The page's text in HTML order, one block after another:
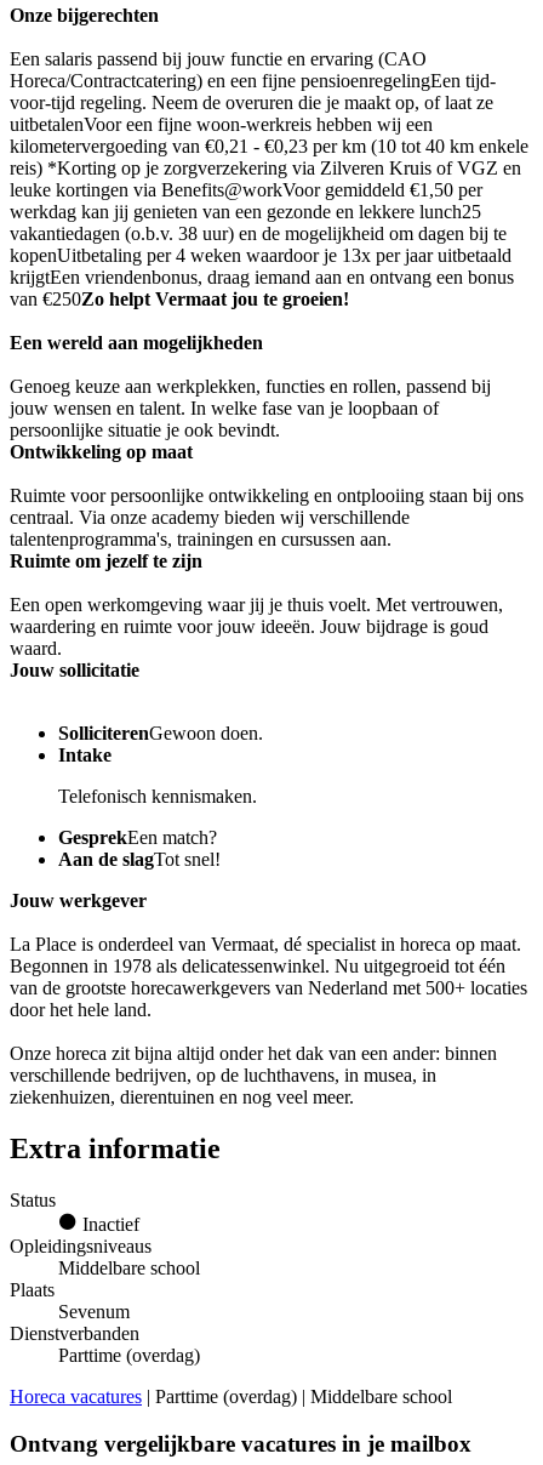
Onze bijgerechten
Een salaris passend bij jouw functie en ervaring (CAO
Horeca/Contractcatering) en een fijne pensioenregelingEen tijd-
voor-tijd regeling. Neem de overuren die je maakt op, of laat ze
uitbetalenVoor een fijne woon-werkreis hebben wij een
kilometervergoeding van €0,21 - €0,23 per km (10 tot 40 km enkele
reis) *Korting op je zorgverzekering via Zilveren Kruis of VGZ en
leuke kortingen via Benefits@workVoor gemiddeld €1,50 per
werkdag kan jij genieten van een gezonde en lekkere lunch25
vakantiedagen (o.b.v. 38 uur) en de mogelijkheid om dagen bij te
kopenUitbetaling per 4 weken waardoor je 13x per jaar uitbetaald
krijgtEen vriendenbonus, draag iemand aan en ontvang een bonus
van €250Zo helpt Vermaat jou te groeien!
Een wereld aan mogelijkheden
Genoeg keuze aan werkplekken, functies en rollen, passend bij
jouw wensen en talent. In welke fase van je loopbaan of
persoonlijke situatie je ook bevindt.
Ontwikkeling op maat
Ruimte voor persoonlijke ontwikkeling en ontplooiing staan bij ons
centraal. Via onze academy bieden wij verschillende
talentenprogramma's, trainingen en cursussen aan.
Ruimte om jezelf te zijn
Een open werkomgeving waar jij je thuis voelt. Met vertrouwen,
waardering en ruimte voor jouw ideeën. Jouw bijdrage is goud
waard.
Jouw sollicitatie
SolliciterenGewoon doen.
Intake
Telefonisch kennismaken.
GesprekEen match?
Aan de slagTot snel!
Jouw werkgever
La Place is onderdeel van Vermaat, dé specialist in horeca op maat.
Begonnen in 1978 als delicatessenwinkel. Nu uitgegroeid tot één
van de grootste horecawerkgevers van Nederland met 500+ locaties
door het hele land.
Onze horeca zit bijna altijd onder het dak van een ander: binnen
verschillende bedrijven, op de luchthavens, in musea, in
ziekenhuizen, dierentuinen en nog veel meer.
Extra informatie
Status
Inactief
Opleidingsniveaus
Middelbare school
Plaats
Sevenum
Dienstverbanden
Parttime (overdag)
Horeca vacatures | Parttime (overdag) | Middelbare school
Ontvang vergelijkbare vacatures in je mailbox